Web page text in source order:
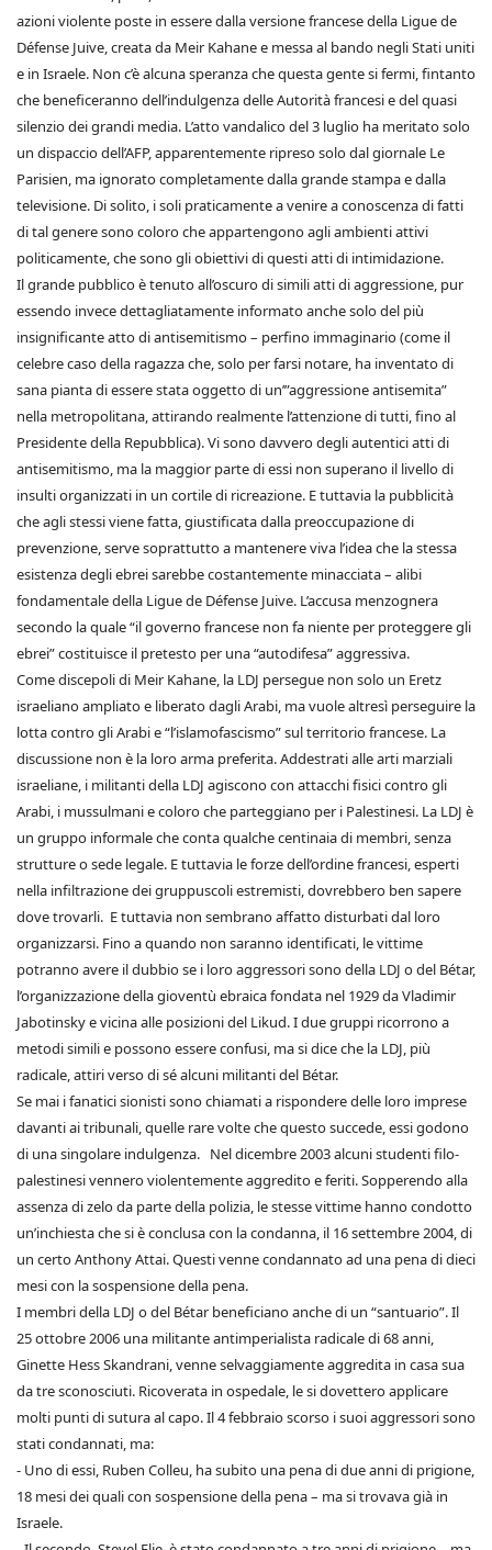
azioni violente poste in essere dalla versione francese della Ligue de
Défense Juive, creata da Meir Kahane e messa al bando negli Stati uniti
e in Israele. Non c’è alcuna speranza che questa gente si fermi, fintanto
che beneficeranno dell’indulgenza delle Autorità francesi e del quasi
silenzio dei grandi media. L’atto vandalico del 3 luglio ha meritato solo
un dispaccio dell’AFP, apparentemente ripreso solo dal giornale Le
Parisien, ma ignorato completamente dalla grande stampa e dalla
televisione. Di solito, i soli praticamente a venire a conoscenza di fatti
di tal genere sono coloro che appartengono agli ambienti attivi
politicamente, che sono gli obiettivi di questi atti di intimidazione.
Il grande pubblico è tenuto all’oscuro di simili atti di aggressione, pur
essendo invece dettagliatamente informato anche solo del più
insignificante atto di antisemitismo – perfino immaginario (come il
celebre caso della ragazza che, solo per farsi notare, ha inventato di
sana pianta di essere stata oggetto di un’”aggressione antisemita”
nella metropolitana, attirando realmente l’attenzione di tutti, fino al
Presidente della Repubblica). Vi sono davvero degli autentici atti di
antisemitismo, ma la maggior parte di essi non superano il livello di
insulti organizzati in un cortile di ricreazione. E tuttavia la pubblicità
che agli stessi viene fatta, giustificata dalla preoccupazione di
prevenzione, serve soprattutto a mantenere viva l’idea che la stessa
esistenza degli ebrei sarebbe costantemente minacciata – alibi
fondamentale della Ligue de Défense Juive. L’accusa menzognera
secondo la quale “il governo francese non fa niente per proteggere gli
ebrei” costituisce il pretesto per una “autodifesa” aggressiva.
Come discepoli di Meir Kahane, la LDJ persegue non solo un Eretz
israeliano ampliato e liberato dagli Arabi, ma vuole altresì perseguire la
lotta contro gli Arabi e “l’islamofascismo” sul territorio francese. La
discussione non è la loro arma preferita. Addestrati alle arti marziali
israeliane, i militanti della LDJ agiscono con attacchi fisici contro gli
Arabi, i mussulmani e coloro che parteggiano per i Palestinesi. La LDJ è
un gruppo informale che conta qualche centinaia di membri, senza
strutture o sede legale. E tuttavia le forze dell’ordine francesi, esperti
nella infiltrazione dei gruppuscoli estremisti, dovrebbero ben sapere
dove trovarli. E tuttavia non sembrano affatto disturbati dal loro
organizzarsi. Fino a quando non saranno identificati, le vittime
potranno avere il dubbio se i loro aggressori sono della LDJ o del Bétar,
l’organizzazione della gioventù ebraica fondata nel 1929 da Vladimir
Jabotinsky e vicina alle posizioni del Likud. I due gruppi ricorrono a
metodi simili e possono essere confusi, ma si dice che la LDJ, più
radicale, attiri verso di sé alcuni militanti del Bétar.
Se mai i fanatici sionisti sono chiamati a rispondere delle loro imprese
davanti ai tribunali, quelle rare volte che questo succede, essi godono
di una singolare indulgenza. Nel dicembre 2003 alcuni studenti filo-
palestinesi vennero violentemente aggredito e feriti. Sopperendo alla
assenza di zelo da parte della polizia, le stesse vittime hanno condotto
un’inchiesta che si è conclusa con la condanna, il 16 settembre 2004, di
un certo Anthony Attai. Questi venne condannato ad una pena di dieci
mesi con la sospensione della pena.
I membri della LDJ o del Bétar beneficiano anche di un “santuario”. Il
25 ottobre 2006 una militante antimperialista radicale di 68 anni,
Ginette Hess Skandrani, venne selvaggiamente aggredita in casa sua
da tre sconosciuti. Ricoverata in ospedale, le si dovettero applicare
molti punti di sutura al capo. Il 4 febbraio scorso i suoi aggressori sono
stati condannati, ma:
- Uno di essi, Ruben Colleu, ha subito una pena di due anni di prigione,
18 mesi dei quali con sospensione della pena – ma si trovava già in
Israele.